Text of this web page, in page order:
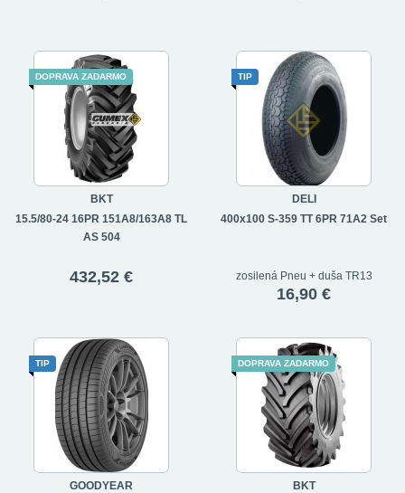
BKT
15.5/80-24 16PR 151A8/163A8 TL
AS 504
DOPRAVA ZADARMO
432,52 €
DELI
400x100 S-359 TT 6PR 71A2 Set
TIP
zosilená Pneu + duša TR13
16,90 €
GOODYEAR
TIP
BKT
DOPRAVA ZADARMO